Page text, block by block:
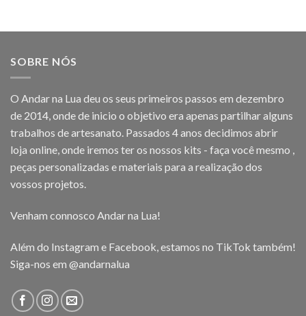
SOBRE NÓS
O Andar na Lua deu os seus primeiros passos em dezembro
de 2014, onde de inicio o objetivo era apenas partilhar alguns
trabalhos de artesanato. Passados 4 anos decidimos abrir
loja online, onde iremos ter os nossos kits - faça você mesmo ,
peças personalizadas e materiais para a realização dos
vossos projetos.
Venham connosco Andar na Lua!
Além do Instagram e Facebook, estamos no TikTok também!
Siga-nos em @andarnalua